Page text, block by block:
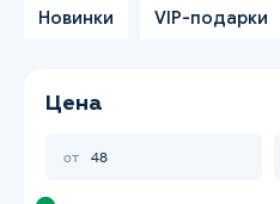
Новинки VIP-подарки
Цена
от